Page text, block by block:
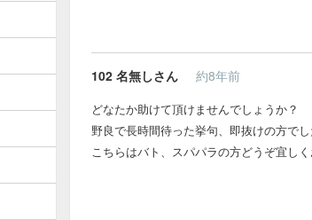
102 名無しさん 約8年前
どなたか助けて頂けませんでしょうか？
野良で長時間待った挙句、即抜けの方で
こちらはバト、スパパラの方どうぞ宜し